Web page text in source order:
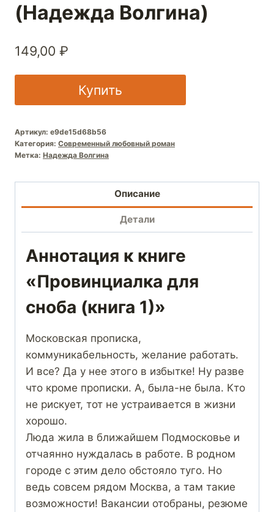
(Надежда Волгина)
149,00 ₽
Купить
Артикул: e9de15d68b56
Категория: Современный любовный роман
Метка: Надежда Волгина
Описание
Детали
Аннотация к книге
«Провинциалка для
сноба (книга 1)»
Московская прописка,
коммуникабельность, желание работать.
И все? Да у нее этого в избытке! Ну разве
что кроме прописки. А, была-не была. Кто
не рискует, тот не устраивается в жизни
хорошо.
Люда жила в ближайшем Подмосковье и
отчаянно нуждалась в работе. В родном
городе с этим дело обстояло туго. Но
ведь совсем рядом Москва, а там такие
возможности! Вакансии отобраны, резюме